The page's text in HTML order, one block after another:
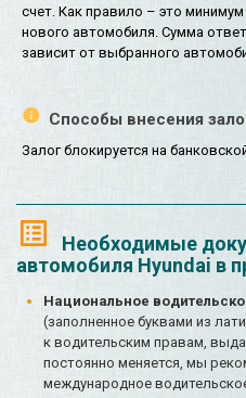
счет. Как правило – это
нового автомобиля. Сумма
зависит от выбранного
Способы внесения
Залог блокируется на
Необходимые
автомобиля Hyundai в
Национальное
(заполненное буквами из
к водительским правам,
постоянно меняется, мы
международное